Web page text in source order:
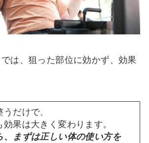
は、狙った部位に効かず、効果
だけで、
効果は大きく変わります。
、まずは正しい体の使い方を